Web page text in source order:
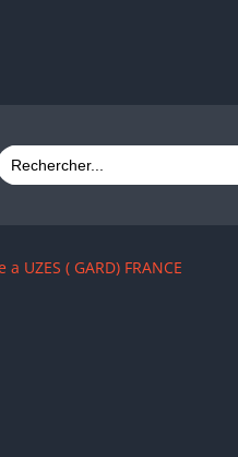
UZES ( GARD) FRANCE